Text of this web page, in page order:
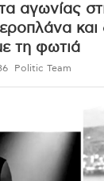
αγωνίας
και
τη φωτιά
Politic Team